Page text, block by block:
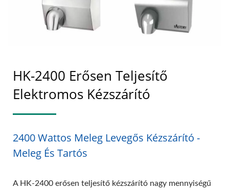
HK-2400 Erősen Teljesítő
Elektromos Kézszárító
2400 Wattos Meleg Levegős Kézszárító -
Meleg És Tartós
A HK-2400 erősen teljesítő kézszárító nagy mennyiségű